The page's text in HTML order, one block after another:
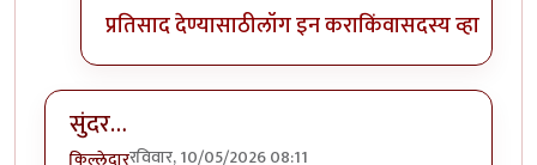
प्रतिसाद देण्यासाठीलॉग इन कराकिंवासदस्य व्हा
सुंदर…
रविवार, 10/05/2026 08:11